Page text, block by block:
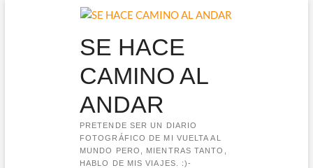
SE HACE
CAMINO AL
ANDAR
PRETENDE SER UN DIARIO
FOTOGRÁFICO DE MI VUELTA AL
MUNDO PERO, MIENTRAS TANTO,
HABLO DE MIS VIAJES. :)-